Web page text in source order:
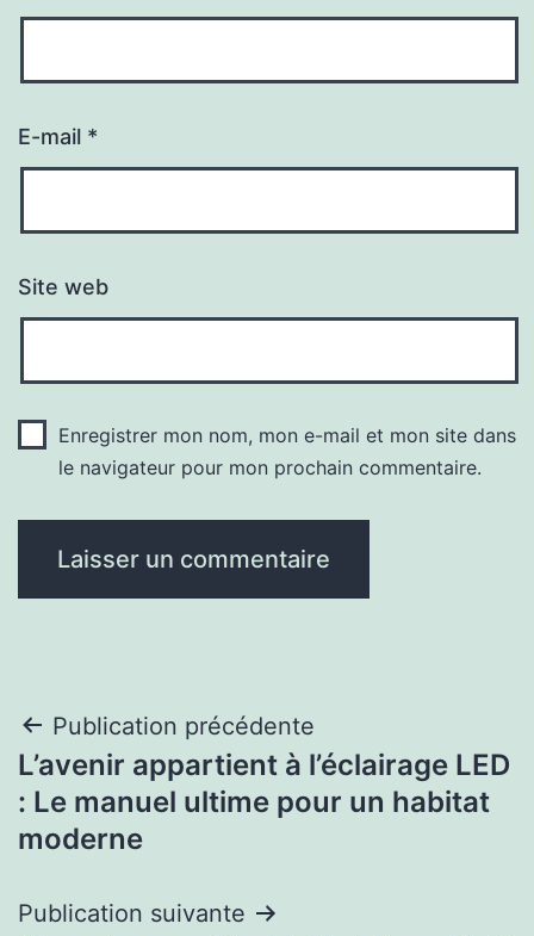
E-mail *
Site web
Enregistrer mon nom, mon e-mail et mon site dans
le navigateur pour mon prochain commentaire.
Navigation
de
l’article
Publication précédente
L’avenir appartient à l’éclairage LED
: Le manuel ultime pour un habitat
moderne
Publication suivante